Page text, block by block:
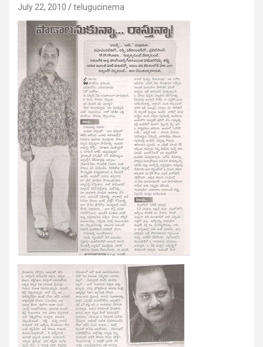
July 22, 2010 telugucinema